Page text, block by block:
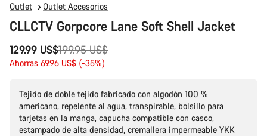
Outlet Outlet Accesorios
CLLCTV Gorpcore Lane Soft Shell Jacket
129.99 US$
Precio
original
199.95 US$
Ahorras 69.96 US$ (-35%)
Tejido de doble tejido fabricado con algodón 100 %
americano, repelente al agua, transpirable, bolsillo para
tarjetas en la manga, capucha compatible con casco,
estampado de alta densidad, cremallera impermeable YKK